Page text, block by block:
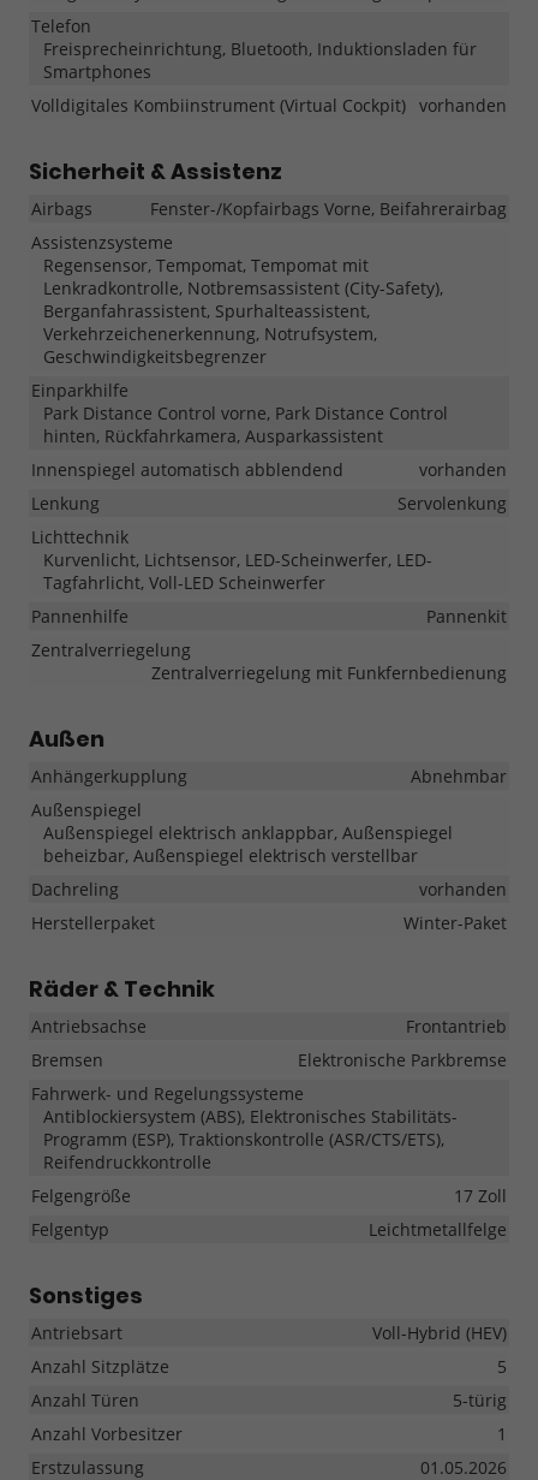
Telefon
Freisprecheinrichtung, Bluetooth, Induktionsladen für
Smartphones
Volldigitales Kombiinstrument (Virtual Cockpit) vorhanden
Sicherheit & Assistenz
Airbags
Fenster-/Kopfairbags Vorne, Beifahrerairbag
Assistenzsysteme
Regensensor, Tempomat, Tempomat mit
Lenkradkontrolle, Notbremsassistent (City-Safety),
Berganfahrassistent, Spurhalteassistent,
Verkehrzeichenerkennung, Notrufsystem,
Geschwindigkeitsbegrenzer
Einparkhilfe
Park Distance Control vorne, Park Distance Control
hinten, Rückfahrkamera, Ausparkassistent
Innenspiegel automatisch abblendend
vorhanden
Lenkung
Servolenkung
Lichttechnik
Kurvenlicht, Lichtsensor, LED-Scheinwerfer, LED-
Tagfahrlicht, Voll-LED Scheinwerfer
Pannenhilfe
Pannenkit
Zentralverriegelung
Zentralverriegelung mit Funkfernbedienung
Außen
Anhängerkupplung
Abnehmbar
Außenspiegel
Außenspiegel elektrisch anklappbar, Außenspiegel
beheizbar, Außenspiegel elektrisch verstellbar
Dachreling
vorhanden
Herstellerpaket
Winter-Paket
Räder & Technik
Antriebsachse
Frontantrieb
Bremsen
Elektronische Parkbremse
Fahrwerk- und Regelungssysteme
Antiblockiersystem (ABS), Elektronisches Stabilitäts-
Programm (ESP), Traktionskontrolle (ASR/CTS/ETS),
Reifendruckkontrolle
Felgengröße
17 Zoll
Felgentyp
Leichtmetallfelge
Sonstiges
Antriebsart
Voll-Hybrid (HEV)
Anzahl Sitzplätze
5
Anzahl Türen
5-türig
Anzahl Vorbesitzer
1
Erstzulassung
01.05.2026